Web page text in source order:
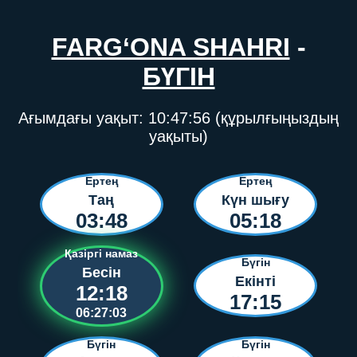
FARG‘ONA SHAHRI -
БҮГІН
Ағымдағы уақыт: 10:47:56 (құрылғыңыздың
уақыты)
Ертең
Таң
03:48
Ертең
Күн шығу
05:18
Қазіргі намаз
Бесін
12:18
06:27:03
Бүгін
Екінті
17:15
Бүгін Бүгін